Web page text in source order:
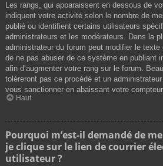
Les rangs, qui apparaissent en dessous de
indiquent votre activité selon le nombre de
publié ou identifient certains utilisateurs
administrateurs et les modérateurs. Dans la
administrateur du forum peut modifier le
de ne pas abuser de ce système en publiant
afin d’augmenter votre rang sur le forum.
toléreront pas ce procédé et un
vous sanctionner en abaissant votre
Haut
Pourquoi m’est-il demandé de
je clique sur le lien de courrier
utilisateur ?